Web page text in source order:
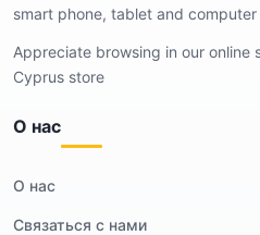
smart phone, tablet and
Appreciate browsing in our online
Cyprus store
О нас
О нас
Связаться с нами